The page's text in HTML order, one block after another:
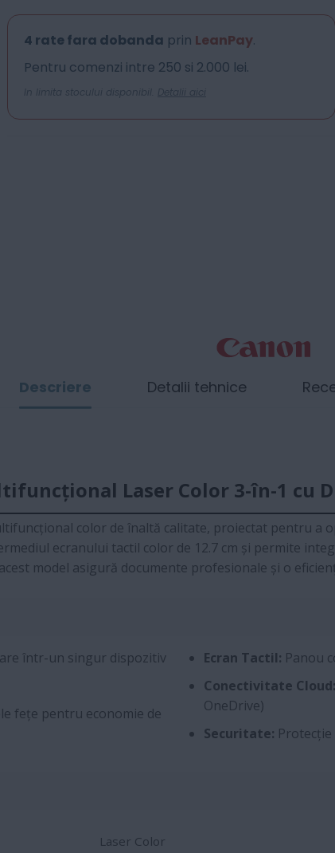
4 rate fara dobanda prin LeanPay.
Pentru comenzi intre 250 si 2.000 lei.
In limita stocului disponibil. Detalii aici
Descriere
Laser Color 3-în-1 cu
color de înaltă calitate, proiectat pentru a
ecranului tactil color de 12.7 cm și permite
model asigură documente profesionale și o
într-un singur dispozitiv
fețe pentru economie de
Ecran Tactil: Panou
Conectivitate Cloud:
OneDrive)
Securitate:
Laser Color
Detalii tehnice